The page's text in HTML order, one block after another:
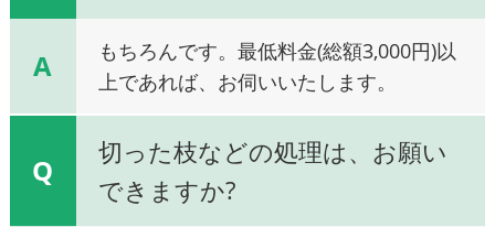
A
もちろんです。最低料金(総額3,000円)以
上であれば、お伺いいたします。
Q
切った枝などの処理は、お願い
できますか?